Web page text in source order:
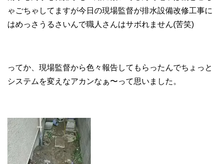
ゃごちゃしてますが今日の現場監督が排水設備改修工事に
はめっさうるさいんで職人さんはサボれません(苦笑)
ってか、現場監督から色々報告してもらったんでちょっと
システムを変えなアカンなぁ〜って思いました。